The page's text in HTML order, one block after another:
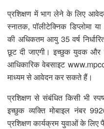
प्रशिक्षण में भाग लेने के लिए आवेदक
स्नातक, पॉलीटेक्निक डिप्लोमा
की अधिकतम आयु 35 वर्ष
छूट दी जाएगी। इच्छुक युवक और
आधिकारिक वेबसाइट
माध्यम से आवेदन कर सकते हैं।
प्रशिक्षण से संबंधित किसी भी
इच्छुक व्यक्ति मोबाइल नंबर
प्रशिक्षण कार्यक्रम युवाओं के